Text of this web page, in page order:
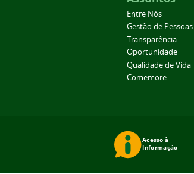
Entre Nós
Gestão de Pessoas
Transparência
Oportunidade
Qualidade de Vida
Comemore